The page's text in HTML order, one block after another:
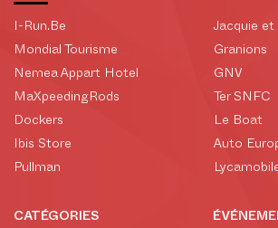
I-Run.Be
Mondial Tourisme
Nemea Appart Hotel
MaXpeedingRods
Dockers
Ibis Store
Pullman
Jacquie et
Granions
GNV
Ter SNFC
Le Boat
Auto
CATÉGORIES